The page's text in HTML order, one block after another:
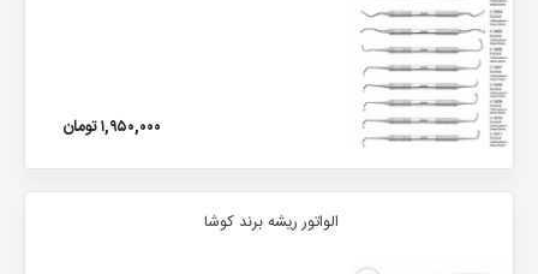
۱,۹۵۰,۰۰۰ تومان
الواتور ریشه برند کوشا